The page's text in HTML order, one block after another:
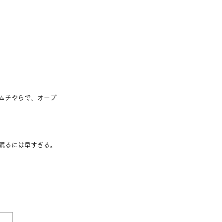
チやらで、オープ
るには早すぎる。